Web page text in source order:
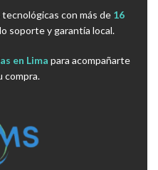
con más de 16
soporte y garantía local.
en Lima para acompañarte
compra.